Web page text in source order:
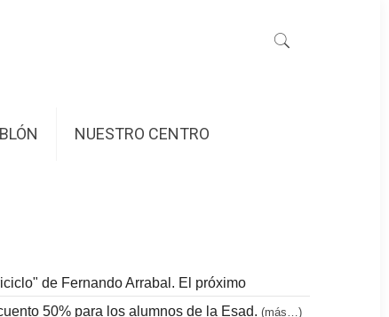
NUESTRO CENTRO
de Fernando Arrabal. El próximo
50% para los alumnos de la Esad. (más…)